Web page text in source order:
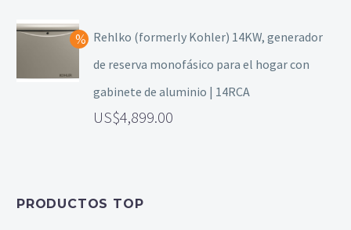
Rehlko (formerly Kohler) 14KW, generador
de reserva monofásico para el hogar con
gabinete de aluminio | 14RCA
4,899.00
PRODUCTOS TOP